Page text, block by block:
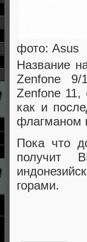
фото: Asus
Название
Zenfone 9/
Zenfone 11,
как и
флагманом
Пока что
получит
горами.